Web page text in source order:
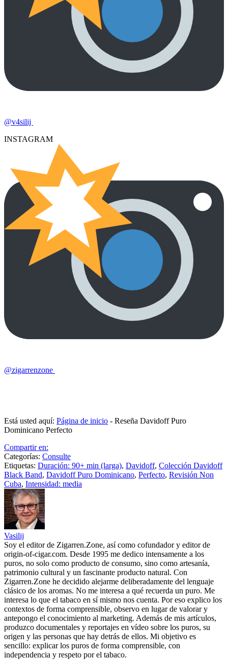
@v4silij
INSTAGRAM
@zigarrenzone
Está usted aquí: Página de inicio - Reseña Davidoff Puro
Dominicano Perfecto
Compartir en:
Categorías: Consulte
Etiquetas: Duración: 90+ min (larga), Davidoff, Colección Davidoff
Black Band, Davidoff Puro Dominicano, Perfecto, Revisión Non
Cuba, Intensidad: media
Vasilij
Soy el editor de Zigarren.Zone, así como cofundador y editor de
origin-of-cigar.com. Desde 1995 me dedico intensamente a los
puros, no solo como producto de consumo, sino como artesanía,
patrimonio cultural y un fascinante producto natural. Con
Zigarren.Zone he decidido alejarme deliberadamente del lenguaje
clásico de los aromas. No me interesa a qué recuerda un puro. Me
interesa lo que el tabaco en sí mismo nos cuenta. Por eso explico los
contextos de forma comprensible, observo en lugar de valorar y
antepongo el conocimiento al marketing. Además de mis artículos,
produzco documentales y reportajes en vídeo sobre los puros, su
origen y las personas que hay detrás de ellos. Mi objetivo es
sencillo: explicar los puros de forma comprensible, con
independencia y respeto por el tabaco.